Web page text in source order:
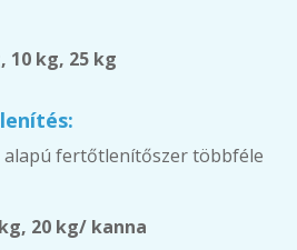
10 kg, 25 kg
fertőtlenítőszer többféle
20 kg/ kanna